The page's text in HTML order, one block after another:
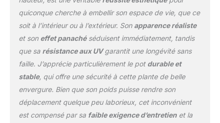
placé à l'intérieur comme
à l'extérieur FACILE À
ASSEMBLER : Notre
arbre artificiel est facile à
assembler, il suffit
d'insérer les feuilles dans
les trous correspondants
du tronc et de gonfler les
feuilles pour obtenir
l'apparence souhaitée
VIBRANCE ARTIFICIELLE
quiconque cherche à embellir son espace de vie, que ce
soit à l’intérieur ou à l’extérieur. Son apparence réaliste
et son effet panachéséduisent immédiatement, tandis
que sa résistance aux UVgarantit une longévité sans
faille. J’apprécie particulièrement le pot durable et
stable, qui offre une sécurité à cette plante de belle
envergure. Bien que son poids puisse rendre son
déplacement quelque peu laborieux, cet inconvénient
est compensé par sa faible exigence d’entretienet la